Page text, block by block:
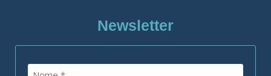
Newsletter